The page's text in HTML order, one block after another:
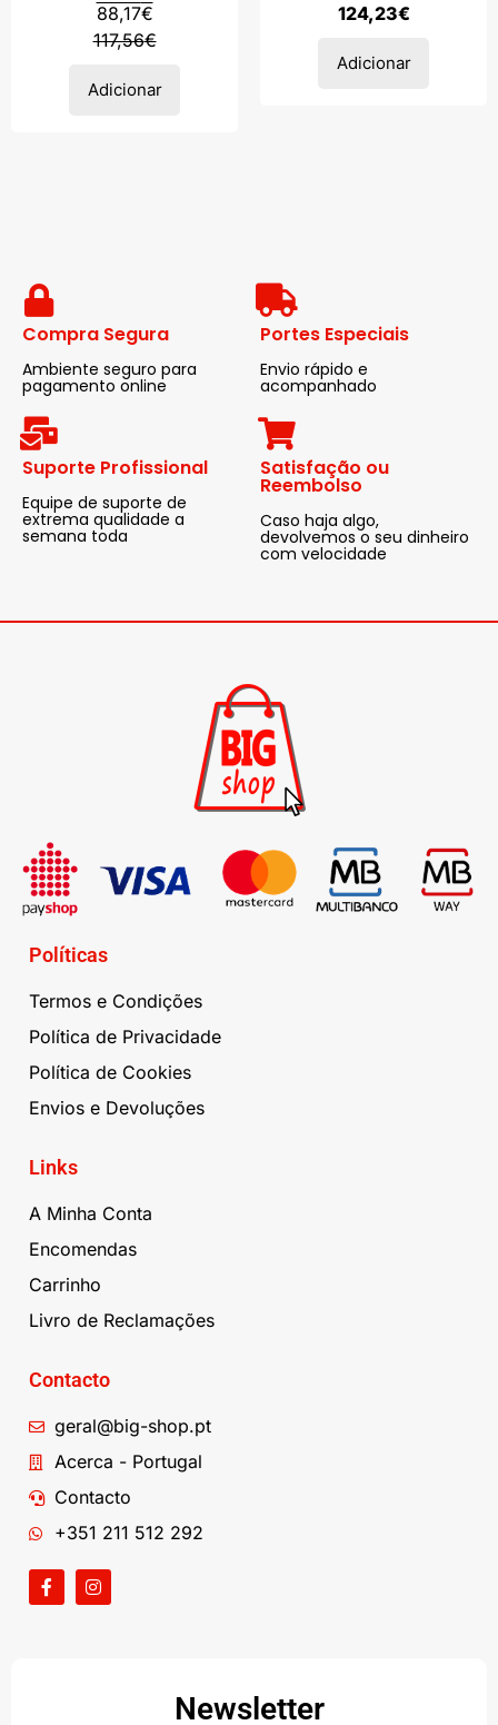
117,56€
88,17€
Adicionar
124,23€
Adicionar
Compra Segura
Ambiente seguro para
pagamento online
Portes Especiais
Envio rápido e
acompanhado
Suporte Profissional
Equipe de suporte de
extrema qualidade a
semana toda
Satisfação ou
Reembolso
Caso haja algo,
devolvemos o seu dinheiro
com velocidade
Políticas
Termos e Condições
Política de Privacidade
Política de Cookies
Envios e Devoluções
Links
A Minha Conta
Encomendas
Carrinho
Livro de Reclamações
Contacto
geral@big-shop.pt
Acerca - Portugal
Contacto
+351 211 512 292
Newsletter